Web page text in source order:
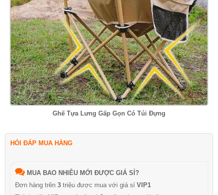
Ghế Tựa Lưng Gấp Gọn Có Túi Đựng
HỎI ĐÁP MUA HÀNG
MUA BAO NHIÊU MỚI ĐƯỢC GIÁ SỈ?
Đơn hàng trên 3 triệu được mua với giá sỉ VIP1